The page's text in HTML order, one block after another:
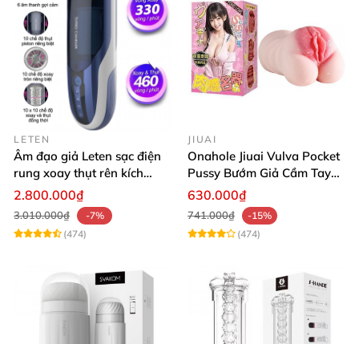
LETEN
Âm đạo giả Leten sạc điện
rung xoay thụt rên kích
thích phê
2.800.000₫
3.010.000₫
-7%
(474)
JIUAI
Onahole Jiuai Vulva Pocket
Pussy Bướm Giả Cầm Tay
Thiết Kế Mô Phỏng Chân
630.000₫
741.000₫
-15%
(474)